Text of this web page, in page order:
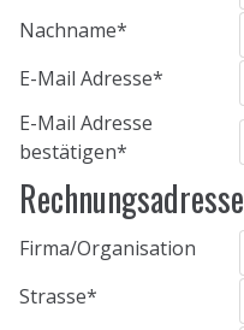
Nachname*
E-Mail Adresse*
E-Mail Adresse
bestätigen*
Rechnungsadresse
Firma/Organisation
Strasse*